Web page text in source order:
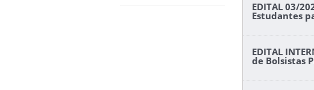
EDITAL 03/
Estudantes
EDITAL
de Bolsistas